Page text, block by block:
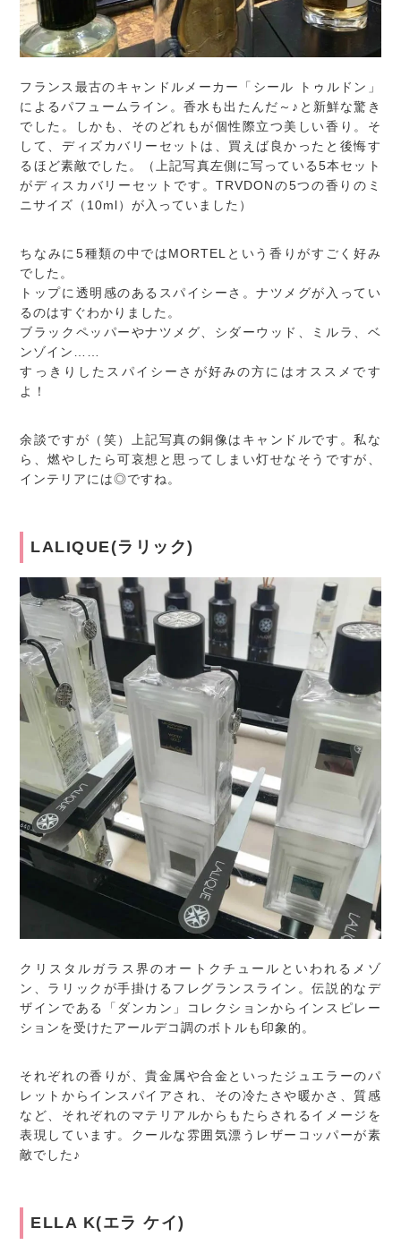
フランス最古のキャンドルメーカー「シール トゥルドン」
によるパフュームライン。香水も出たんだ～♪と新鮮な驚き
でした。しかも、そのどれもが個性際立つ美しい香り。そ
して、ディズカバリーセットは、買えば良かったと後悔す
るほど素敵でした。（上記写真左側に写っている5本セット
がディスカバリーセットです。TRVDONの5つの香りのミ
ニサイズ（10ml）が入っていました）
ちなみに5種類の中ではMORTELという香りがすごく好み
でした。
トップに透明感のあるスパイシーさ。ナツメグが入ってい
るのはすぐわかりました。
ブラックペッパーやナツメグ、シダーウッド、ミルラ、ベ
ンゾイン……
すっきりしたスパイシーさが好みの方にはオススメです
よ！
余談ですが（笑）上記写真の銅像はキャンドルです。私な
ら、燃やしたら可哀想と思ってしまい灯せなそうですが、
インテリアには◎ですね。
LALIQUE(ラリック)
クリスタルガラス界のオートクチュールといわれるメゾ
ン、ラリックが手掛けるフレグランスライン。伝説的なデ
ザインである「ダンカン」コレクションからインスピレー
ションを受けたアールデコ調のボトルも印象的。
それぞれの香りが、貴金属や合金といったジュエラーのパ
レットからインスパイアされ、その冷たさや暖かさ、質感
など、それぞれのマテリアルからもたらされるイメージを
表現しています。クールな雰囲気漂うレザーコッパーが素
敵でした♪
ELLA K(エラ ケイ)